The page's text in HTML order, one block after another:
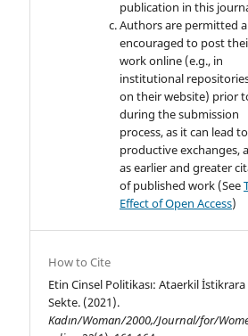
publication in this
Authors are permitted
encouraged to post
work online (e.g., in
institutional
on their website) prior
during the submission
process, as it can lead to
productive exchanges,
as earlier and greater
of published work (See
Effect of Open Access)
How to Cite
Etin Cinsel Politikası: Ataerkil İstikrara
Sekte. (2021).
Kadın/Woman/2000,/Journal/for/